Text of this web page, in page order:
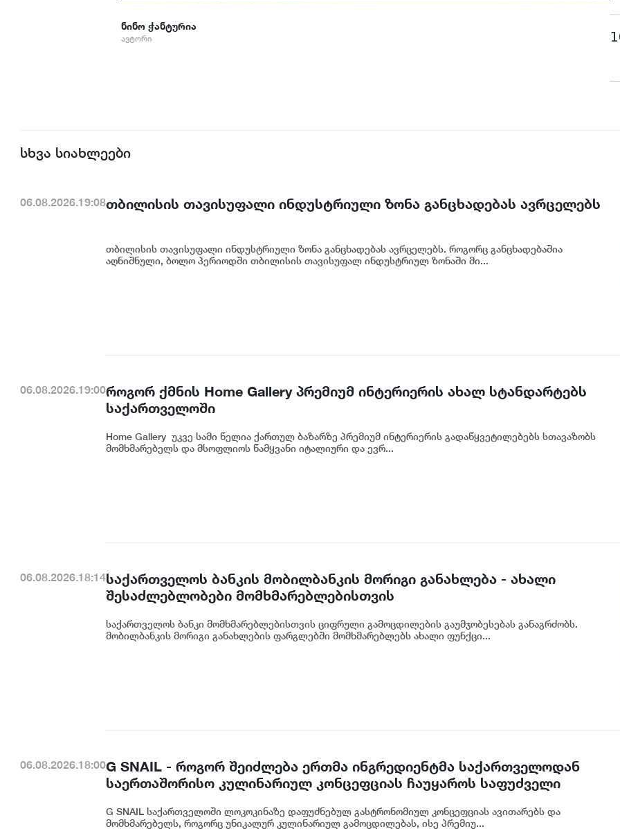
ნინო ჭანტურია
ავტორი
სხვა სიახლეები
06.08.2026.19:08თბილისის თავისუფალი ინდუსტრიული ზონა განცხადებას ავრცელებს
თბილისის თავისუფალი ინდუსტრიული ზონა განცხადებას ავრცელებს. როგორც განცხადებაშია
აღნიშნული, ბოლო პერიოდში თბილისის თავისუფალ ინდუსტრიულ ზონაში მი...
06.08.2026.19:00როგორ ქმნის Home Gallery პრემიუმ ინტერიერის ახალ სტანდარტებს
საქართველოში
Home Gallery უკვე სამი წელია ქართულ ბაზარზე პრემიუმ ინტერიერის გადაწყვეტილებებს სთავაზობს
მომხმარებელს და მსოფლიოს წამყვანი იტალიური და ევრ...
06.08.2026.18:14საქართველოს ბანკის მობილბანკის მორიგი განახლება - ახალი
შესაძლებლობები მომხმარებლებისთვის
საქართველოს ბანკი მომხმარებლებისთვის ციფრული გამოცდილების გაუმჯობესებას განაგრძობს.
მობილბანკის მორიგი განახლების ფარგლებში მომხმარებლებს ახალი ფუნქცი...
06.08.2026.18:00G SNAIL - როგორ შეიძლება ერთმა ინგრედიენტმა საქართველოდან
საერთაშორისო კულინარიულ კონცეფციას ჩაუყაროს საფუძველი
G SNAIL საქართველოში ლოკოკინაზე დაფუძნებულ გასტრონომიულ კონცეფციას ავითარებს და
მომხმარებელს, როგორც უნიკალურ კულინარიულ გამოცდილებას, ისე პრემიუ...